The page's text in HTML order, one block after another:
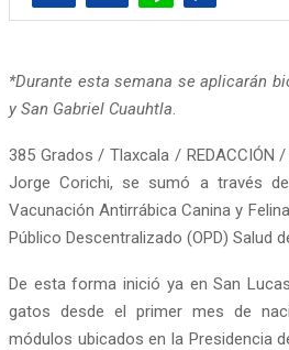
*Durante esta semana se aplicarán
y San Gabriel Cuauhtla
385 Grados / Tlaxcala / REDACCIÓN
Jorge Corichi, se sumó a través
Vacunación Antirrábica Canina y
Público Descentralizado (OPD) Salud
De esta forma inició ya en San
gatos desde el primer mes de
módulos ubicados en la Presidencia